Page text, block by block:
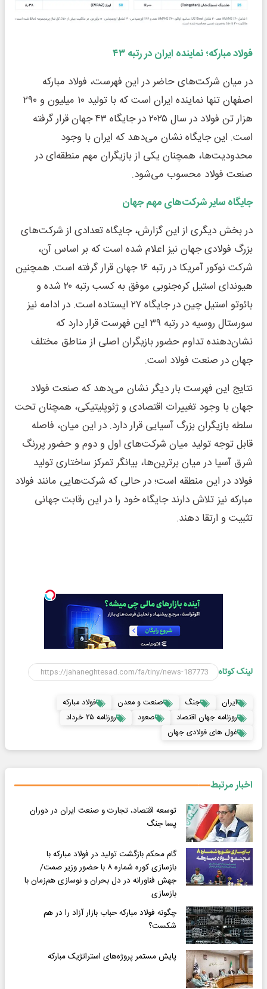
فولاد مبارکه؛ نماینده ایران در رتبه ۴۳
در میان شرکت‌های حاضر در این فهرست، فولاد مبارکه
اصفهان تنها نماینده ایران است که با تولید ۱۰ میلیون و ۲۹۰
هزار تن فولاد در سال ۲۰۲۵ در جایگاه ۴۳ جهان قرار گرفته
است. این جایگاه نشان می‌دهد که ایران با وجود
محدودیت‌ها، همچنان یکی از بازیگران مهم منطقه‌ای در
صنعت فولاد محسوب می‌شود.
جایگاه سایر شرکت‌های مهم جهان
در بخش دیگری از این گزارش، جایگاه تعدادی از شرکت‌های
بزرگ فولادی جهان نیز اعلام شده است که بر اساس آن،
شرکت نوکور آمریکا در رتبه ۱۶ جهان قرار گرفته است. همچنین
هیوندای استیل کره‌جنوبی موفق به کسب رتبه ۲۰ شده و
بائوتو استیل چین در جایگاه ۲۷ ایستاده است. در ادامه نیز
سورستال روسیه در رتبه ۳۹ این فهرست قرار دارد که
نشان‌دهنده تداوم حضور بازیگران اصلی از مناطق مختلف
جهان در صنعت فولاد است.
نتایج این فهرست بار دیگر نشان می‌دهد که صنعت فولاد
جهان با وجود تغییرات اقتصادی و ژئوپلیتیکی، همچنان تحت
سلطه بازیگران بزرگ آسیایی قرار دارد. در این میان، فاصله
قابل توجه تولید میان شرکت‌های اول و دوم و حضور پررنگ
شرق آسیا در میان برترین‌ها، بیانگر تمرکز ساختاری تولید
فولاد در این منطقه است؛ در حالی که شرکت‌هایی مانند فولاد
مبارکه نیز تلاش دارند جایگاه خود را در این رقابت جهانی
تثبیت و ارتقا دهند.
لینک کوتاه
ایران جنگ صنعت و معدن
فولاد مبارکه
روزنامه جهان اقتصاد
صعود
روزنامه ۲۵ خرداد
غول های فولادی جهان
اخبار مرتبط
توسعه اقتصاد، تجارت و صنعت ایران در دوران
پسا جنگ
گام محکم بازگشت تولید در فولاد مبارکه با
بازسازی کوره شماره ۸ با حضور وزیر صمت/
جهش فناورانه در دل بحران و نوسازی هم‌زمان با
بازسازی
چگونه فولاد مبارکه حباب بازار آزاد را در هم
شکست؟
پایش مستمر پروژه‌های استراتژیک مبارکه